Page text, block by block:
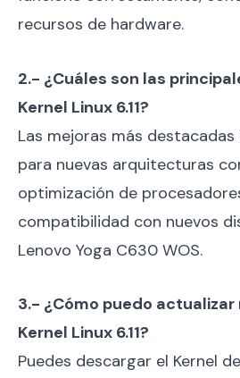
recursos de hardware.
2.- ¿Cuáles son las
Kernel Linux 6.11?
Las mejoras más
para nuevas arquitecturas
optimización de
compatibilidad con nuevos
Lenovo Yoga C630 WOS.
3.- ¿Cómo puedo actualizar
Kernel Linux 6.11?
Puedes descargar el Kernel